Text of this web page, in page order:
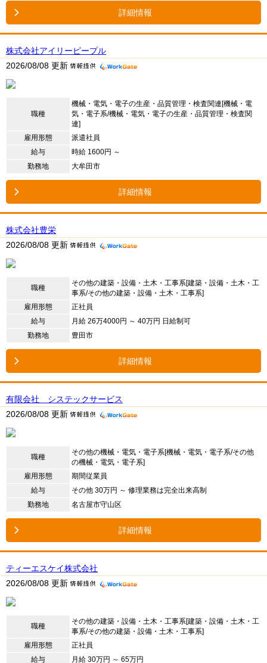
詳細情報
株式会社アイリーピープル
2026/08/08 更新
職種
機械・電気・電子の生産・品質管理・検査関連[機械・電
気・電子系/機械・電気・電子の生産・品質管理・検査関
連]
雇用形態
派遣社員
給与
時給 1600円 ～
勤務地
大牟田市
詳細情報
株式会社豊栄
2026/08/08 更新
職種
その他の建築・設備・土木・工事系[建築・設備・土木・工
事系/その他の建築・設備・土木・工事系]
雇用形態
正社員
給与
月給 26万4000円 ～ 40万円 日給制可
勤務地
豊田市
詳細情報
有限会社 システックサービス
2026/08/08 更新
職種
その他の機械・電気・電子系[機械・電気・電子系/その他
の機械・電気・電子系]
雇用形態
期間従業員
給与
その他 30万円 ～ 修理業務は完全出来高制
勤務地
名古屋市守山区
詳細情報
ティーエスケイ株式会社
2026/08/08 更新
職種
その他の建築・設備・土木・工事系[建築・設備・土木・工
事系/その他の建築・設備・土木・工事系]
雇用形態
正社員
給与
月給 30万円 ～ 65万円